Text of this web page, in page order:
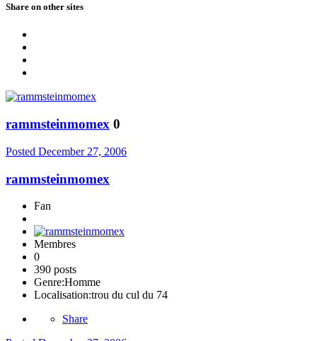
Share on other sites
rammsteinmomex 0
Posted December 27, 2006
rammsteinmomex
Fan
Membres
0
390 posts
Genre:Homme
Localisation:trou du cul du 74
Share